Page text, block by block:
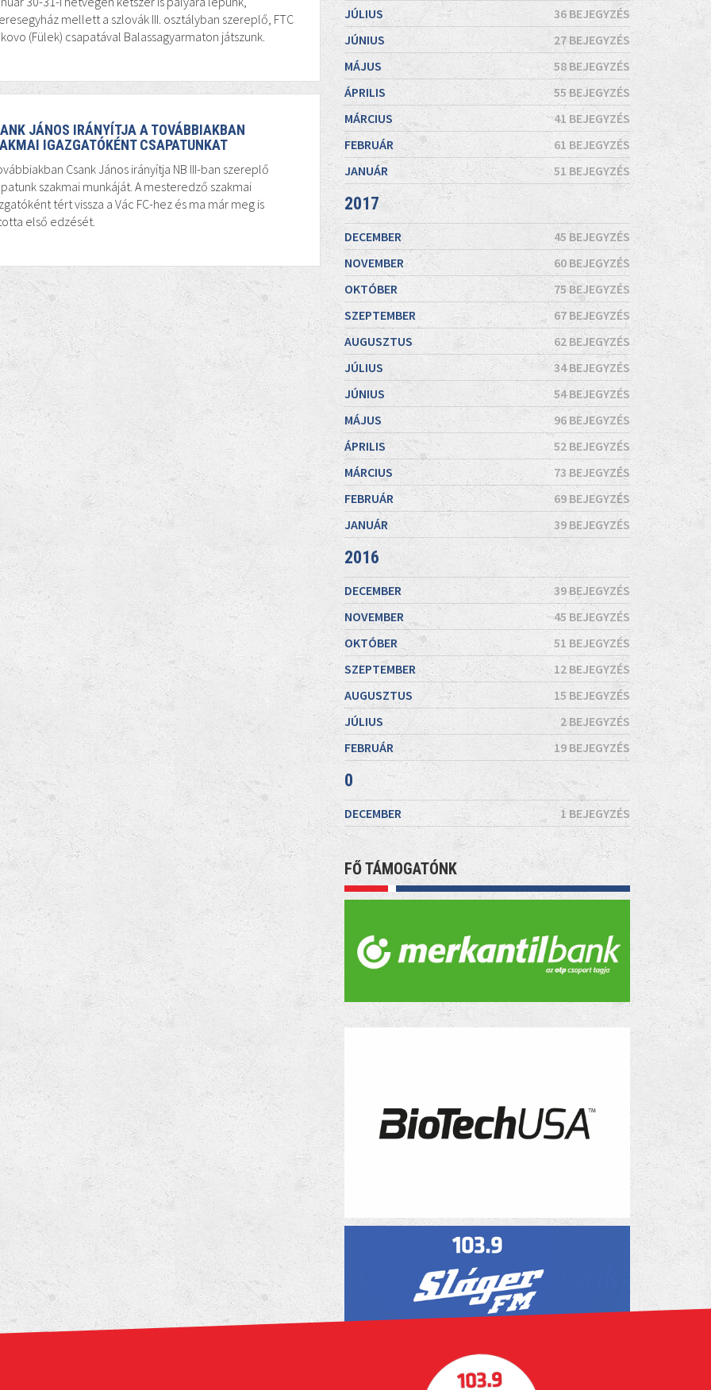
mellett a szlovák III. osztályban szereplő, FTC
(Fülek) csapatával Balassagyarmaton játszunk.
JÁNOS IRÁNYÍTJA A TOVÁBBIAKBAN
IGAZGATÓKÉNT CSAPATUNKAT
Csank János irányítja NB III-ban szereplő
szakmai munkáját. A mesteredző szakmai
tért vissza a Vác FC-hez és ma már meg is
első edzését.
JÚLIUS
36 BEJEGYZÉS
JÚNIUS
27 BEJEGYZÉS
MÁJUS
58 BEJEGYZÉS
ÁPRILIS
55 BEJEGYZÉS
MÁRCIUS
41 BEJEGYZÉS
FEBRUÁR
61 BEJEGYZÉS
JANUÁR
51 BEJEGYZÉS
2017
DECEMBER
45 BEJEGYZÉS
NOVEMBER
60 BEJEGYZÉS
OKTÓBER
75 BEJEGYZÉS
SZEPTEMBER
67 BEJEGYZÉS
AUGUSZTUS
62 BEJEGYZÉS
JÚLIUS
34 BEJEGYZÉS
JÚNIUS
54 BEJEGYZÉS
MÁJUS
96 BEJEGYZÉS
ÁPRILIS
52 BEJEGYZÉS
MÁRCIUS
73 BEJEGYZÉS
FEBRUÁR
69 BEJEGYZÉS
JANUÁR
39 BEJEGYZÉS
2016
DECEMBER
39 BEJEGYZÉS
NOVEMBER
45 BEJEGYZÉS
OKTÓBER
51 BEJEGYZÉS
SZEPTEMBER
12 BEJEGYZÉS
AUGUSZTUS
15 BEJEGYZÉS
JÚLIUS
2 BEJEGYZÉS
FEBRUÁR
19 BEJEGYZÉS
0
DECEMBER 1 BEJEGYZÉS
FŐ TÁMOGATÓNK